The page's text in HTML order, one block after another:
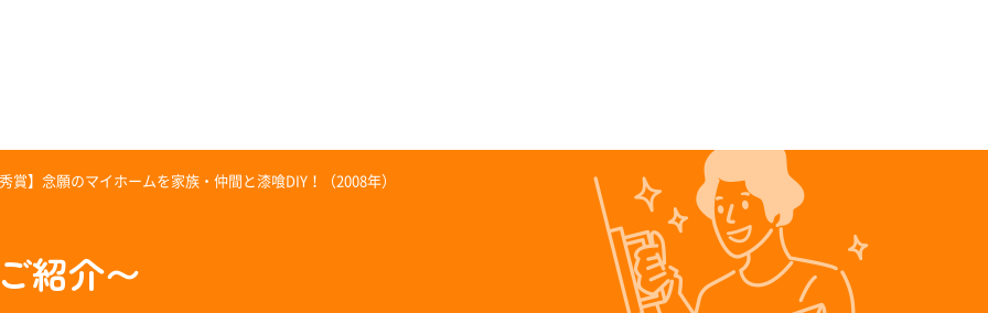
賞】念願のマイホームを家族・仲間と漆喰DIY！（2008年）
紹介〜